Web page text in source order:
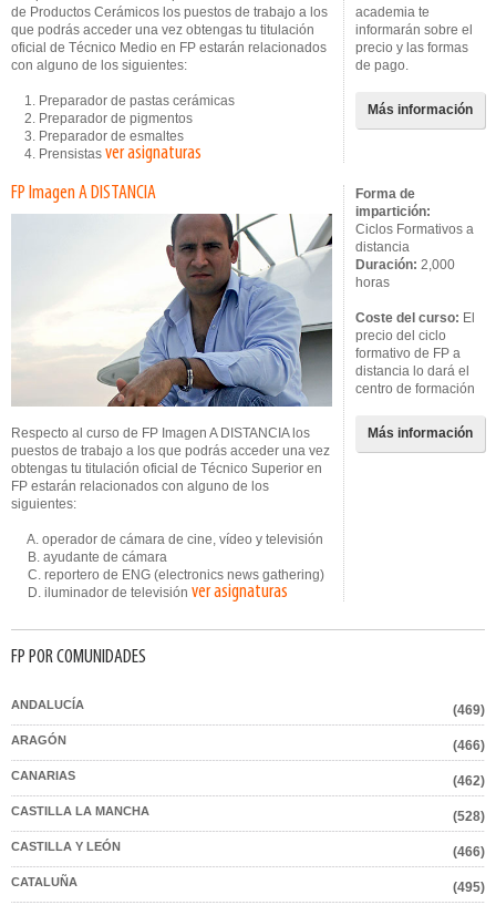
de Productos Cerámicos los puestos de trabajo a los
que podrás acceder una vez obtengas tu titulación
oficial de Técnico Medio en FP estarán relacionados
con alguno de los siguientes:
1. Preparador de pastas cerámicas
2. Preparador de pigmentos
3. Preparador de esmaltes
4. Prensistas ver asignaturas
academia te
informarán sobre el
precio y las formas
de pago.
Más información
FP Imagen A DISTANCIA
Respecto al curso de FP Imagen A DISTANCIA los
puestos de trabajo a los que podrás acceder una vez
obtengas tu titulación oficial de Técnico Superior en
FP estarán relacionados con alguno de los
siguientes:
A. operador de cámara de cine, vídeo y televisión
B. ayudante de cámara
C. reportero de ENG (electronics news gathering)
D. iluminador de televisión ver asignaturas
Forma de
impartición:
Ciclos Formativos a
distancia
Duración: 2,000
horas
Coste del curso: El
precio del ciclo
formativo de FP a
distancia lo dará el
centro de formación
Más información
FP POR COMUNIDADES
ANDALUCÍA (469)
ARAGÓN (466)
CANARIAS (462)
CASTILLA LA MANCHA (528)
CASTILLA Y LEÓN (466)
CATALUÑA (495)